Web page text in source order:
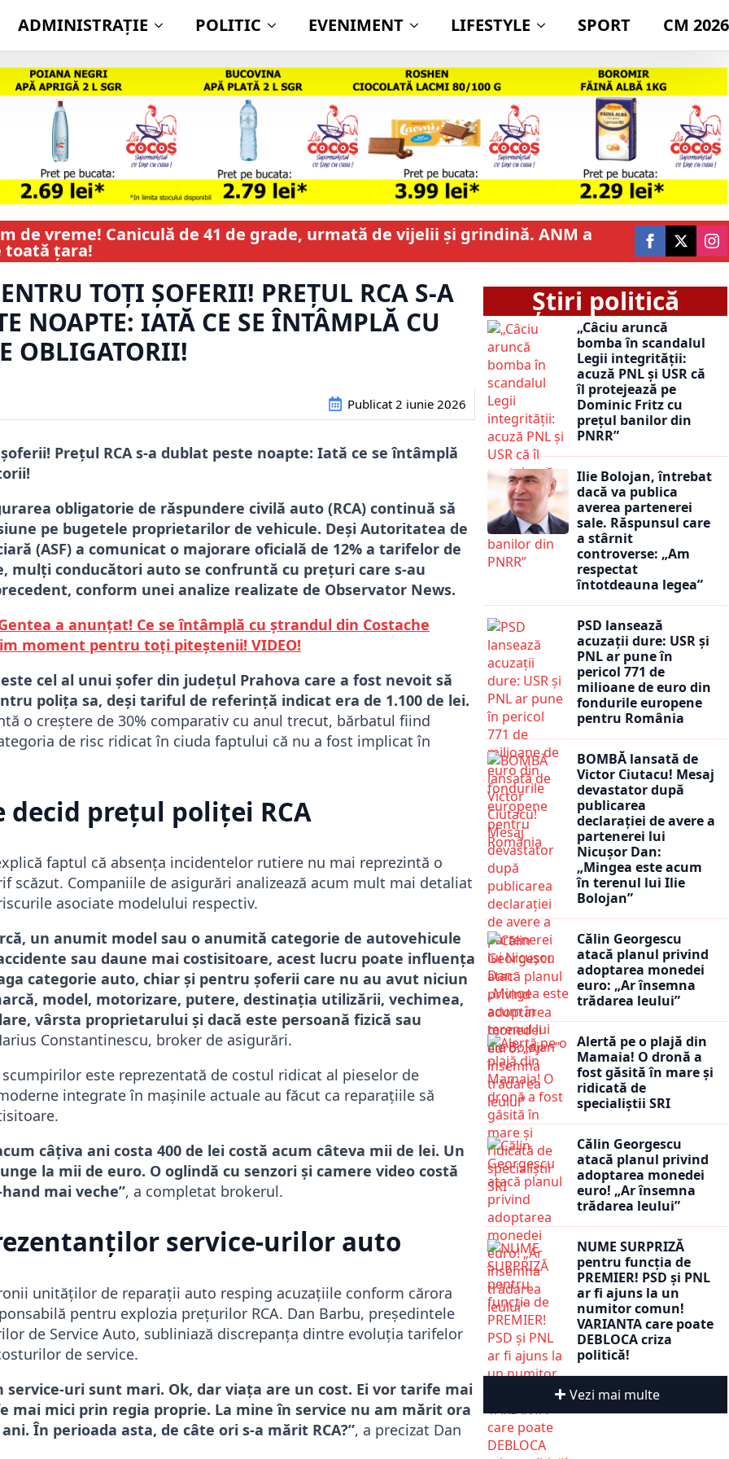
ADMINISTRAŢIE POLITIC EVENIMENT LIFESTYLE SPORT CM 2026
de vreme! Caniculă de 41 de grade, urmată de vijelii și grindină. ANM a
toată țara!
TOȚI ȘOFERII! PREȚUL RCA S-A
NOAPTE: IATĂ CE SE ÎNTÂMPLĂ CU
OBLIGATORII!
Publicat 2 iunie 2026
Prețul RCA s-a dublat peste noapte: Iată ce se întâmplă
obligatorie de răspundere civilă auto (RCA) continuă să
pe bugetele proprietarilor de vehicule. Deși Autoritatea de
(ASF) a comunicat o majorare oficială de 12% a tarifelor de
mulți conducători auto se confruntă cu prețuri care s-au
conform unei analize realizate de Observator News.
a anunțat! Ce se întâmplă cu ștrandul din Costache
moment pentru toți piteștenii! VIDEO!
cel al unui șofer din județul Prahova care a fost nevoit să
polița sa, deși tariful de referință indicat era de 1.100 de lei.
o creștere de 30% comparativ cu anul trecut, bărbatul fiind
de risc ridicat în ciuda faptului că nu a fost implicat în
decid prețul poliței RCA
faptul că absența incidentelor rutiere nu mai reprezintă o
scăzut. Companiile de asigurări analizează acum mult mai detaliat
asociate modelului respectiv.
un anumit model sau o anumită categorie de autovehicule
sau daune mai costisitoare, acest lucru poate influența
categorie auto, chiar și pentru șoferii care nu au avut niciun
model, motorizare, putere, destinația utilizării, vechimea,
vârsta proprietarului și dacă este persoană fizică sau
Constantinescu, broker de asigurări.
este reprezentată de costul ridicat al pieselor de
integrate în mașinile actuale au făcut ca reparațiile să
câțiva ani costa 400 de lei costă acum câteva mii de lei. Un
la mii de euro. O oglindă cu senzori și camere video costă
mai veche”, a completat brokerul.
service-urilor auto
unităților de reparații auto resping acuzațiile conform cărora
pentru explozia prețurilor RCA. Dan Barbu, preşedintele
de Service Auto, subliniază discrepanța dintre evoluția tarifelor
de service.
service-uri sunt mari. Ok, dar viața are un cost. Ei vor tarife mai
mai mici prin regia proprie. La mine în service nu am mărit ora
În perioada asta, de câte ori s-a mărit RCA?”, a precizat Dan
Știri politică
„Câciu aruncă
bomba în scandalul
Legii integrității:
acuză PNL și USR că
îl protejează pe
Dominic Fritz cu
prețul banilor din
PNRR”
Ilie Bolojan, întrebat
dacă va publica
averea partenerei
sale. Răspunsul care
a stârnit
controverse: „Am
respectat
întotdeauna legea”
PSD lansează
acuzații dure: USR și
PNL ar pune în
pericol 771 de
milioane de euro din
fondurile europene
pentru România
BOMBĂ lansată de
Victor Ciutacu! Mesaj
devastator după
publicarea
declarației de avere a
partenerei lui
Nicușor Dan:
„Mingea este acum
în terenul lui Ilie
Bolojan”
Călin Georgescu
atacă planul privind
adoptarea monedei
euro: „Ar însemna
trădarea leului”
Alertă pe o plajă din
Mamaia! O dronă a
fost găsită în mare și
ridicată de
specialiștii SRI
Călin Georgescu
atacă planul privind
adoptarea monedei
euro! „Ar însemna
trădarea leului”
NUME SURPRIZĂ
pentru funcția de
PREMIER! PSD și PNL
ar fi ajuns la un
numitor comun!
VARIANTA care poate
DEBLOCA criza
politică!
Vezi mai multe